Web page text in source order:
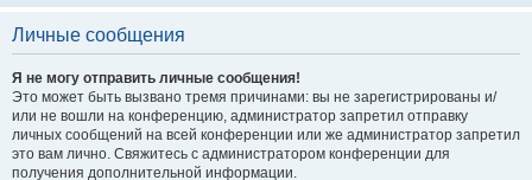
Личные сообщения
Я не могу отправить личные сообщения!
Это может быть вызвано тремя причинами: вы не зарегистрированы и/
или не вошли на конференцию, администратор запретил отправку
личных сообщений на всей конференции или же администратор запретил
это вам лично. Свяжитесь с администратором конференции для
получения дополнительной информации.